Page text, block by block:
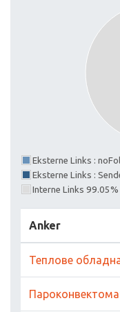
Eksterne Links :
Eksterne Links :
Interne Links 99.05%
Anker
Теплове